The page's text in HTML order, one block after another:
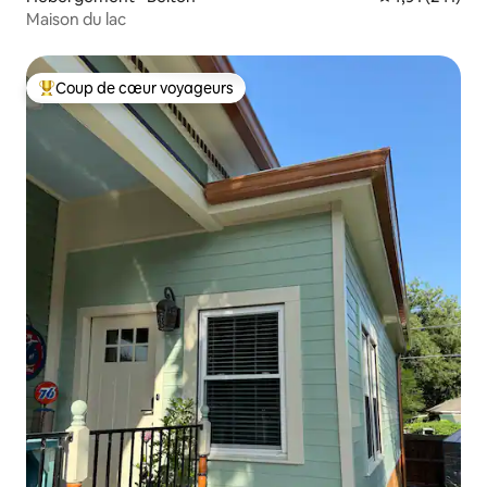
Maison du lac
Coups de cœur voyageurs les plus appréciés
Coup de cœur voyageurs